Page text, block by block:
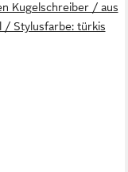
Kugelschreiber / aus
/ Stylusfarbe: türkis